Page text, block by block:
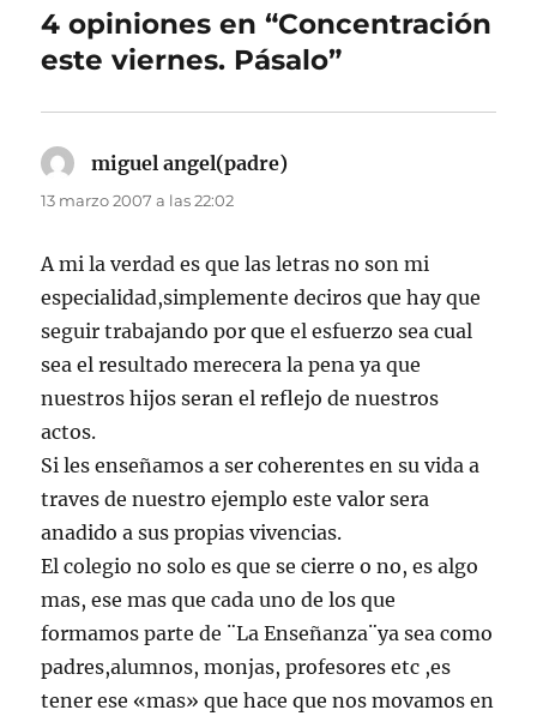
4 opiniones en “Concentración
este viernes. Pásalo”
miguel angel(padre)
13 marzo 2007 a las 22:02
A mi la verdad es que las letras no son mi
especialidad,simplemente deciros que hay que
seguir trabajando por que el esfuerzo sea cual
sea el resultado merecera la pena ya que
nuestros hijos seran el reflejo de nuestros
actos.
Si les enseñamos a ser coherentes en su vida a
traves de nuestro ejemplo este valor sera
anadido a sus propias vivencias.
El colegio no solo es que se cierre o no, es algo
mas, ese mas que cada uno de los que
formamos parte de ¨La Enseñanza¨ya sea como
padres,alumnos, monjas, profesores etc ,es
tener ese «mas» que hace que nos movamos en